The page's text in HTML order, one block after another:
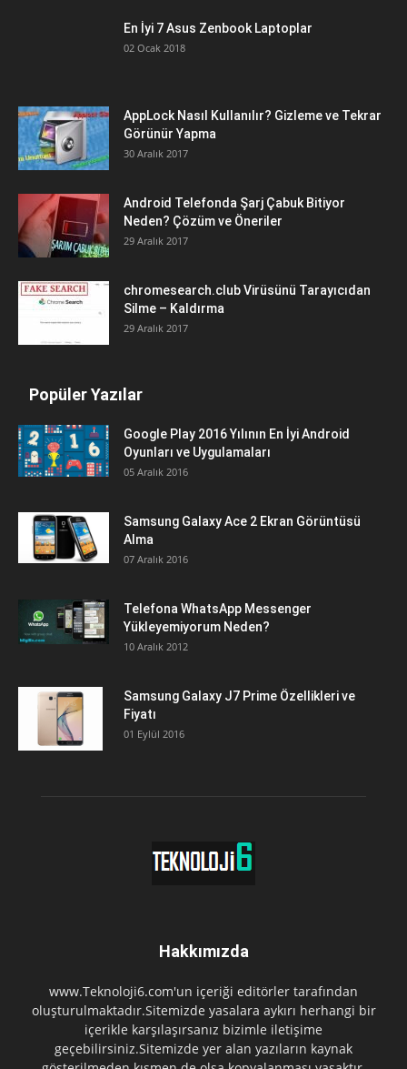
En İyi 7 Asus Zenbook Laptoplar
02 Ocak 2018
AppLock Nasıl Kullanılır? Gizleme ve Tekrar
Görünür Yapma
30 Aralık 2017
Android Telefonda Şarj Çabuk Bitiyor
Neden? Çözüm ve Öneriler
29 Aralık 2017
chromesearch.club Virüsünü Tarayıcıdan
Silme – Kaldırma
29 Aralık 2017
Popüler Yazılar
Google Play 2016 Yılının En İyi Android
Oyunları ve Uygulamaları
05 Aralık 2016
Samsung Galaxy Ace 2 Ekran Görüntüsü
Alma
07 Aralık 2016
Telefona WhatsApp Messenger
Yükleyemiyorum Neden?
10 Aralık 2012
Samsung Galaxy J7 Prime Özellikleri ve
Fiyatı
01 Eylül 2016
Hakkımızda
www.Teknoloji6.com'un içeriği editörler tarafından
oluşturulmaktadır.Sitemizde yasalara aykırı herhangi bir
içerikle karşılaşırsanız bizimle iletişime
geçebilirsiniz.Sitemizde yer alan yazıların kaynak